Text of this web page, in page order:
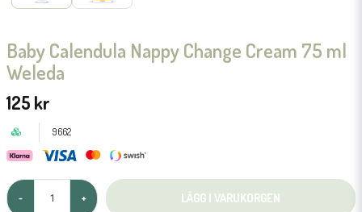
Baby Calendula Nappy Change Cream 75 ml
Weleda
125 kr
9662
- + LÄGG I VARUKORGEN